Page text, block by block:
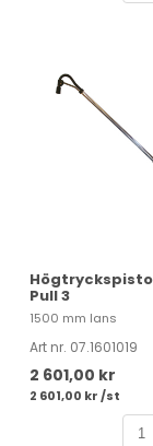
Pull 3
1500 mm lans
Art nr. 07.1601019
2 601,00 kr
2 601,00 kr /st